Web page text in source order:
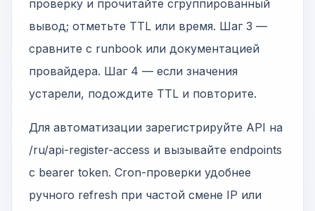
проверку и прочитайте сгруппированный
вывод; отметьте TTL или время. Шаг 3 —
сравните с runbook или документацией
провайдера. Шаг 4 — если значения
устарели, подождите TTL и повторите.
Для автоматизации зарегистрируйте API на
/ru/api-register-access и вызывайте endpoints
с bearer token. Cron-проверки удобнее
ручного refresh при частой смене IP или